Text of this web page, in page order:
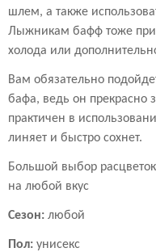
шлем, а также
Лыжникам бафф тоже
холода или
Вам обязательно
бафа, ведь он прекрасно
практичен в
линяет и быстро сохнет.
Большой выбор
на любой вкус
Сезон: любой
Пол: унисекс